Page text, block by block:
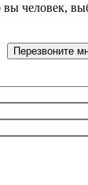
человек,